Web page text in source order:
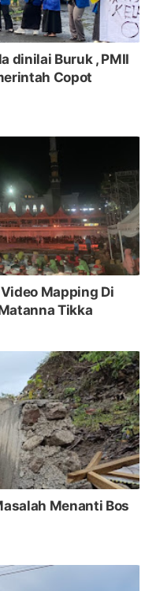
dinilai Buruk , PMII
Copot
Mapping Di
Tikka
Menanti Bos